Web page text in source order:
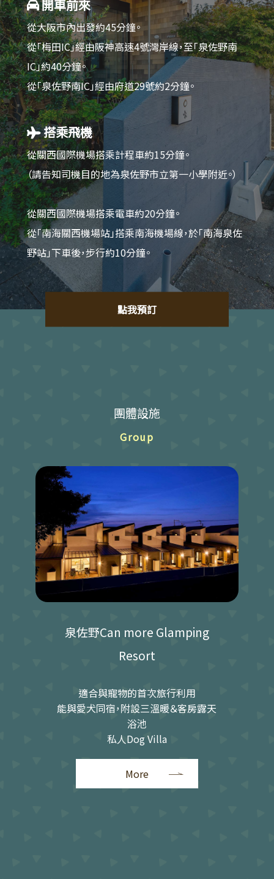
開車前來
從大阪市內出發約45分鐘。
從「梅田IC」經由阪神高速4號灣岸線，至「泉佐野南
IC」約40分鐘。
從「泉佐野南IC」經由府道29號約2分鐘。
搭乘飛機
從關西國際機場搭乘計程車約15分鐘。
（請告知司機目的地為泉佐野市立第一小學附近。）
從關西國際機場搭乘電車約20分鐘。
從「南海關西機場站」搭乘南海機場線，於「南海泉佐
野站」下車後，步行約10分鐘。
點我預訂
團體設施
Group
泉佐野Can more Glamping
Resort
適合與寵物的首次旅行利用
能與愛犬同宿，附設三溫暖＆客房露天
浴池
私人Dog Villa
More